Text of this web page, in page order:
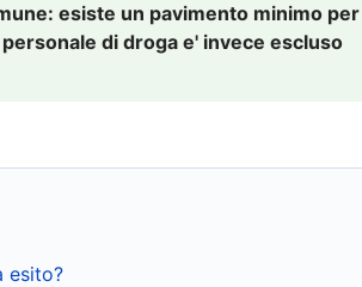
esiste un pavimento minimo
di droga e' invece escluso
esito?